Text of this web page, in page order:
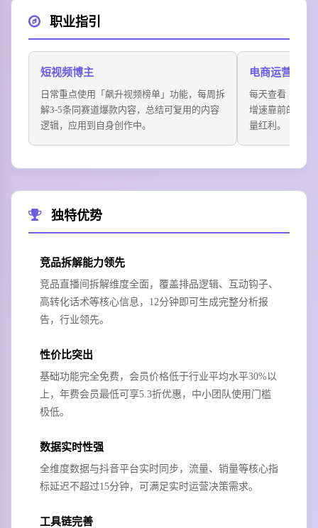
职业指引
短视频博主
日常重点使用「飙升视频榜单」功能，每周拆
解3-5条同赛道爆款内容，总结可复用的内容
逻辑，应用到自身创作中。
电商运营
每天查看「商品
增速靠前的潜力
量红利。
独特优势
竞品拆解能力领先
竞品直播间拆解维度全面，覆盖排品逻辑、互动钩子、
高转化话术等核心信息，12分钟即可生成完整分析报
告，行业领先。
性价比突出
基础功能完全免费，会员价格低于行业平均水平30%以
上，年费会员最低可享5.3折优惠，中小团队使用门槛
极低。
数据实时性强
全维度数据与抖音平台实时同步，流量、销量等核心指
标延迟不超过15分钟，可满足实时运营决策需求。
工具链完善